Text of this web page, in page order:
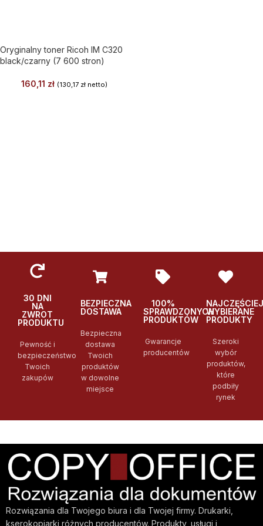
Oryginalny toner Ricoh IM C320
black/czarny (7 600 stron)
160,11 zł (130,17 zł netto)
30 DNI
NA
ZWROT
PRODUKTU
Pewność i
bezpieczeństwo
Twoich
zakupów
BEZPIECZNA
DOSTAWA
Bezpieczna
dostawa
Twoich
produktów
w dowolne
miejsce
100%
SPRAWDZONYCH
PRODUKTÓW
Gwarancje
producentów
NAJCZĘŚCIEJ
WYBIERANE
PRODUKTY
Szeroki
wybór
produktów,
które
podbiły
rynek
Rozwiązania dla Twojego biura i dla Twojej firmy. Drukarki,
kserokopiarki różnych producentów. Produkty, usługi i